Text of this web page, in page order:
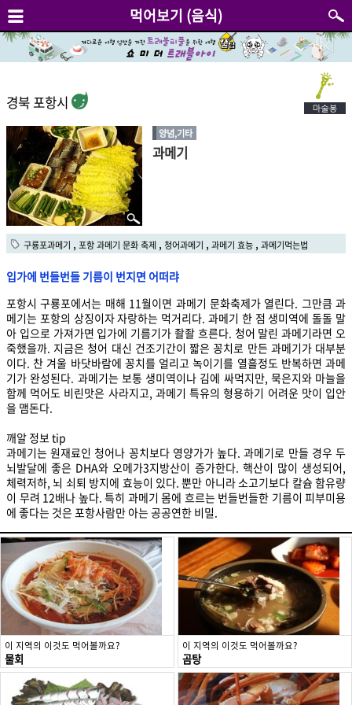
먹어보기 (음식)
경북 포항시
양념,기타
과메기
구룡포과메기 포항 과메기 문화 축제 청어과메기 과메기 효능 과메기먹는법
입가에 번들번들 기름이 번지면 어떠랴
포항시 구룡포에서는 매해 11월이면 과메기 문화축제가 열린다. 그만큼 과
메기는 포항의 상징이자 자랑하는 먹거리다. 과메기 한 점 생미역에 돌돌 말
아 입으로 가져가면 입가에 기름기가 좔좔 흐른다. 청어 말린 과메기라면 오
죽했을까. 지금은 청어 대신 건조기간이 짧은 꽁치로 만든 과메기가 대부분
이다. 찬 겨울 바닷바람에 꽁치를 얼리고 녹이기를 열흘정도 반복하면 과메
기가 완성된다. 과메기는 보통 생미역이나 김에 싸먹지만, 묵은지와 마늘을
함께 먹어도 비린맛은 사라지고, 과메기 특유의 형용하기 어려운 맛이 입안
을 맴돈다.
깨알 정보 tip
과메기는 원재료인 청어나 꽁치보다 영양가가 높다. 과메기로 만들 경우 두
뇌발달에 좋은 DHA와 오메가3지방산이 증가한다. 핵산이 많이 생성되어,
체력저하, 뇌 쇠퇴 방지에 효능이 있다. 뿐만 아니라 소고기보다 칼슘 함유량
이 무려 12배나 높다. 특히 과메기 몸에 흐르는 번들번들한 기름이 피부미용
에 좋다는 것은 포항사람만 아는 공공연한 비밀.
이 지역의 이것도 먹어볼까요?
물회
이 지역의 이것도 먹어볼까요?
곰탕